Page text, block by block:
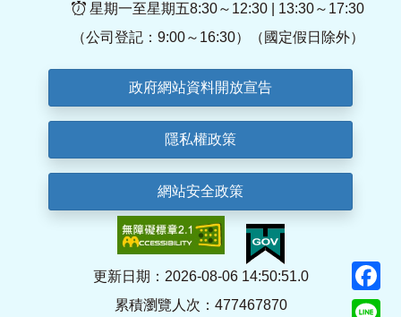
星期一至星期五8:30～12:30 | 13:30～17:30
（公司登記：9:00～16:30）（國定假日除外）
政府網站資料開放宣告
隱私權政策
網站安全政策
更新日期：2026-08-06 14:50:51.0
累積瀏覽人次：477467870